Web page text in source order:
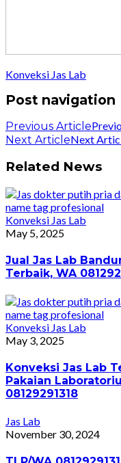
Konveksi Jas Lab
Post navigation
Previous Article
Next ArticleNext
Related News
Konveksi Jas Lab
May 5, 2025
Jual Jas Lab
Terbaik, WA
Konveksi Jas Lab
May 3, 2025
Konveksi Jas Lab
Pakaian
08129291318
Jas Lab
November 30, 2024